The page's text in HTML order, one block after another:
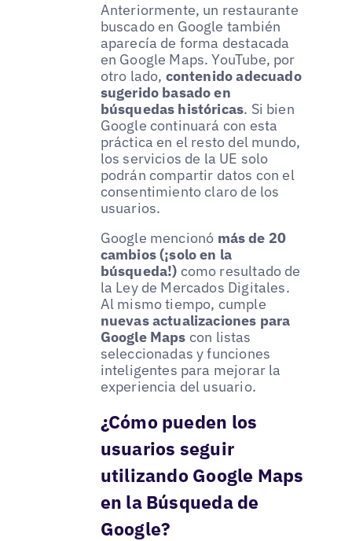
Anteriormente, un restaurante
buscado en Google también
aparecía de forma destacada
en Google Maps. YouTube, por
otro lado, contenido adecuado
sugerido basado en
búsquedas históricas. Si bien
Google continuará con esta
práctica en el resto del mundo,
los servicios de la UE solo
podrán compartir datos con el
consentimiento claro de los
usuarios.
Google mencionó más de 20
cambios (¡solo en la
búsqueda!) como resultado de
la Ley de Mercados Digitales.
Al mismo tiempo, cumple
nuevas actualizaciones para
Google Maps con listas
seleccionadas y funciones
inteligentes para mejorar la
experiencia del usuario.
¿Cómo pueden los
usuarios seguir
utilizando Google Maps
en la Búsqueda de
Google?